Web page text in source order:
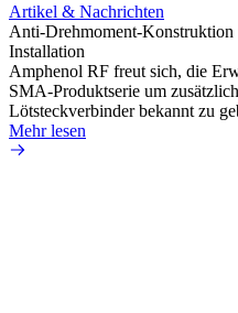
Artikel & Nachrichten
Anti-Drehmoment-Konstruktion
Installation
Amphenol RF freut sich, die
SMA-Produktserie um
Lötsteckverbinder bekannt zu
Mehr lesen